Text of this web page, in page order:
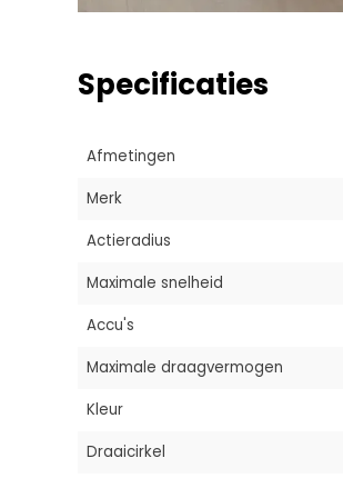
Specificaties
Afmetingen
Merk
Actieradius
Maximale snelheid
Accu's
Maximale draagvermogen
Kleur
Draaicirkel